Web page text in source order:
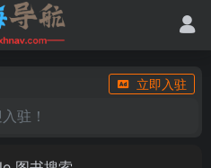
立即入驻
驻！